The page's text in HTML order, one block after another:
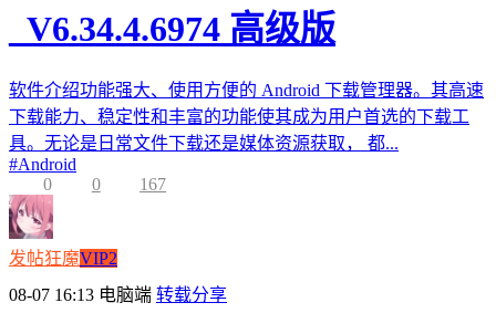
_V6.34.4.6974 高级版
软件介绍功能强大、使用方便的 Android 下载管理器。其高速
下载能力、稳定性和丰富的功能使其成为用户首选的下载工
具。无论是日常文件下载还是媒体资源获取， 都...
#Android
0
0 167
发帖狂魔VIP2
08-07 16:13 电脑端 转载分享